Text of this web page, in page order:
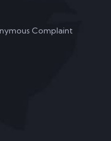
Complaint